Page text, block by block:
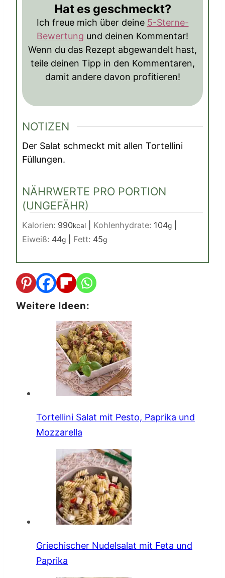
Hat es geschmeckt?
Ich freue mich über deine 5-Sterne-
Bewertung und deinen Kommentar!
Wenn du das Rezept abgewandelt hast,
teile deinen Tipp in den Kommentaren,
damit andere davon profitieren!
NOTIZEN
Der Salat schmeckt mit allen Tortellini
Füllungen.
NÄHRWERTE PRO PORTION
(UNGEFÄHR)
Kalorien: 990kcal Kohlenhydrate: 104g
Eiweiß: 44g Fett: 45g
Weitere Ideen:
Tortellini Salat mit Pesto, Paprika und
Mozzarella
Griechischer Nudelsalat mit Feta und
Paprika